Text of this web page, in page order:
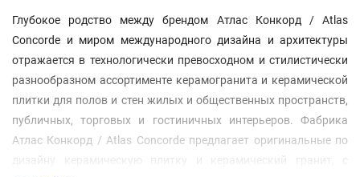
Глубокое родство между брендом Атлас Конкорд / Atlas
Concorde и миром международного дизайна и архитектуры
отражается в технологически превосходном и стилистически
разнообразном ассортименте керамогранита и керамической
плитки для полов и стен жилых и общественных пространств,
публичных, торговых и гостиничных интерьеров. Фабрика
Атлас Конкорд / Atlas Concorde предлагает оригинальные по
дизайну керамическую плитку и керамический гранит, с